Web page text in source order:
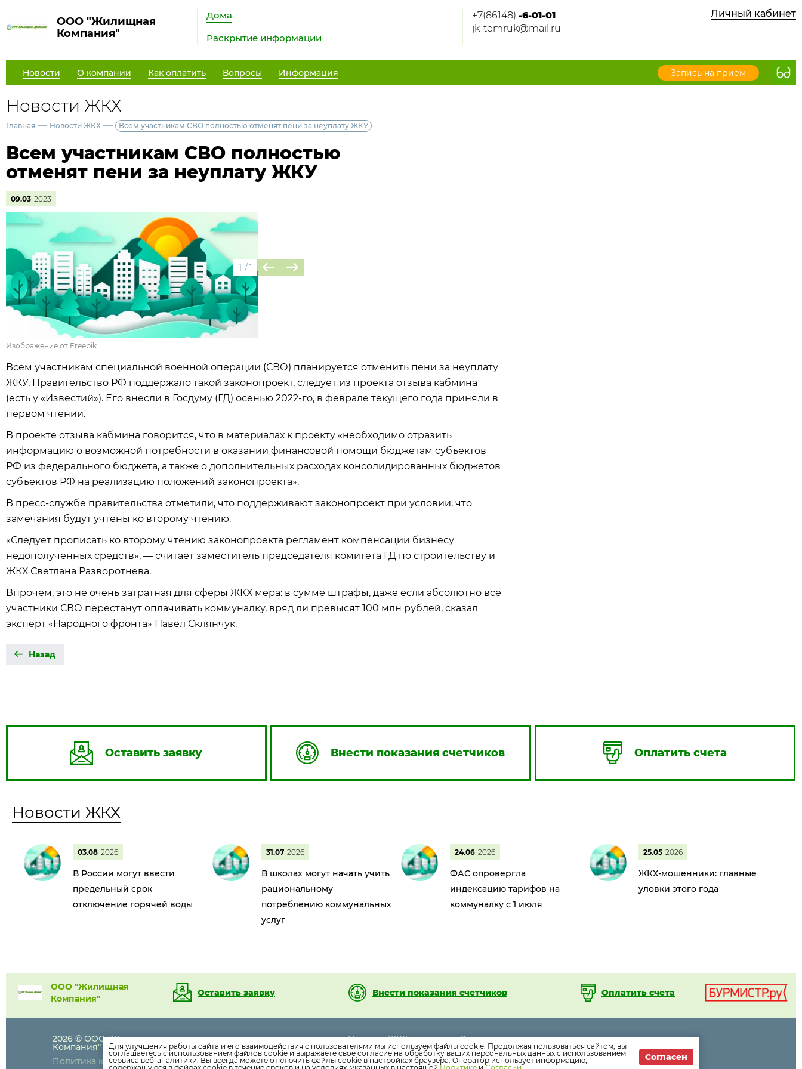
ООО "Жилищная
Компания"
Дома
Раскрытие информации
+7(86148) -6-01-01
jk-temruk@mail.ru
Личный кабинет
Новости О компании Как оплатить Вопросы Информация Запись на прием
Новости ЖКХ
Главная — Новости ЖКХ — Всем участникам СВО полностью отменят пени за неуплату ЖКУ
Всем участникам СВО полностью
отменят пени за неуплату ЖКУ
09.03 2023
1 / 1
Изображение от Freepik
Всем участникам специальной военной операции (СВО) планируется отменить пени за неуплату
ЖКУ. Правительство РФ поддержало такой законопроект, следует из проекта отзыва кабмина
(есть у «Известий»). Его внесли в Госдуму (ГД) осенью 2022-го, в феврале текущего года приняли в
первом чтении.
В проекте отзыва кабмина говорится, что в материалах к проекту «необходимо отразить
информацию о возможной потребности в оказании финансовой помощи бюджетам субъектов
РФ из федерального бюджета, а также о дополнительных расходах консолидированных бюджетов
субъектов РФ на реализацию положений законопроекта».
В пресс-службе правительства отметили, что поддерживают законопроект при условии, что
замечания будут учтены ко второму чтению.
«Следует прописать ко второму чтению законопроекта регламент компенсации бизнесу
недополученных средств», — считает заместитель председателя комитета ГД по строительству и
ЖКХ Светлана Разворотнева.
Впрочем, это не очень затратная для сферы ЖКХ мера: в сумме штрафы, даже если абсолютно все
участники СВО перестанут оплачивать коммуналку, вряд ли превысят 100 млн рублей, сказал
эксперт «Народного фронта» Павел Склянчук.
Назад
Оставить заявку Внести показания счетчиков Оплатить счета
Новости ЖКХ
03.08 2026
В России могут ввести
предельный срок
отключение горячей воды
31.07 2026
В школах могут начать учить
рациональному
потреблению коммунальных
услуг
24.06 2026
ФАС опровергла
индексацию тарифов на
коммуналку с 1 июля
25.05 2026
ЖКХ-мошенники: главные
уловки этого года
ООО "Жилищная
Компания"
Оставить заявку Внести показания счетчиков Оплатить счета
2026 © ООО "Жилищная
Компания"
Политика конфиденциальности
-6-01-01
jk-temruk@mail.ru
Новости ЖКХ
Новости компании
Дома
Раскрытие информации
Для улучшения работы сайта и его взаимодействия с пользователями мы используем файлы cookie. Продолжая пользоваться сайтом, вы
соглашаетесь с использованием файлов cookie и выражаете своё согласие на обработку ваших персональных данных с использованием
сервиса веб-аналитики. Вы всегда можете отключить файлы cookie в настройках браузера. Оператор использует информацию,
Согласен